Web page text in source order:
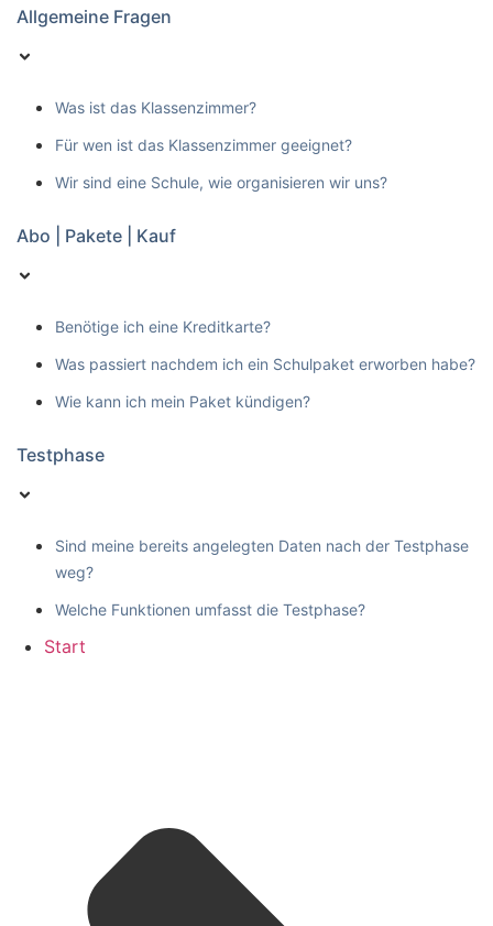
Allgemeine Fragen
Was ist das Klassenzimmer?
Für wen ist das Klassenzimmer geeignet?
Wir sind eine Schule, wie organisieren wir uns?
Abo | Pakete | Kauf
Benötige ich eine Kreditkarte?
Was passiert nachdem ich ein Schulpaket erworben habe?
Wie kann ich mein Paket kündigen?
Testphase
Sind meine bereits angelegten Daten nach der Testphase
weg?
Welche Funktionen umfasst die Testphase?
Start